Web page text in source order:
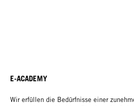
E-ACADEMY
Wir erfüllen die Bedürfnisse einer